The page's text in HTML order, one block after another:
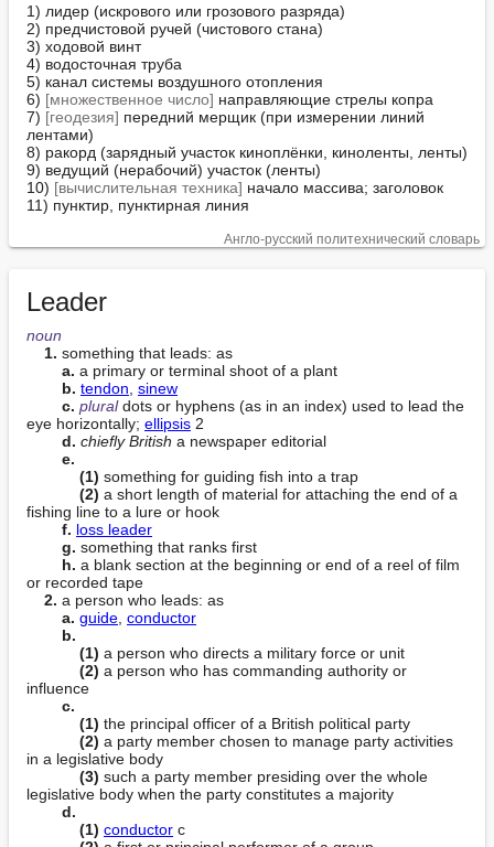
1) лидер (искрового или грозового разряда)
2) предчистовой ручей (чистового стана)
3) ходовой винт
4) водосточная труба
5) канал системы воздушного отопления
6) [множественное число] направляющие стрелы копра
7) [геодезия] передний мерщик (при измерении линий
лентами)
8) ракорд (зарядный участок киноплёнки, киноленты, ленты)
9) ведущий (нерабочий) участок (ленты)
10) [вычислительная техника] начало массива; заголовок
11) пунктир, пунктирная линия
Англо-русский политехнический словарь
Leader
noun
1. something that leads: as
a. a primary or terminal shoot of a plant
b. tendon sinew
c. plural dots or hyphens (as in an index) used to lead the
eye horizontally; ellipsis 2
d. chiefly British a newspaper editorial
e.
(1) something for guiding fish into a trap
(2) a short length of material for attaching the end of a
fishing line to a lure or hook
f. loss leader
g. something that ranks first
h. a blank section at the beginning or end of a reel of film
or recorded tape
2. a person who leads: as
a. guide conductor
b.
(1) a person who directs a military force or unit
(2) a person who has commanding authority or
influence
c.
(1) the principal officer of a British political party
(2) a party member chosen to manage party activities
in a legislative body
(3) such a party member presiding over the whole
legislative body when the party constitutes a majority
d.
(1) conductor c